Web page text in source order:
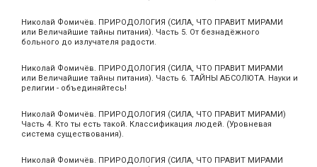
Николай Фомичёв. ПРИРОДОЛОГИЯ (СИЛА, ЧТО ПРАВИТ МИРАМИ
или Величайшие тайны питания). Часть 5. От безнадёжного
больного до излучателя радости.
Николай Фомичёв. ПРИРОДОЛОГИЯ (СИЛА, ЧТО ПРАВИТ МИРАМИ
или Величайшие тайны питания). Часть 6. ТАЙНЫ АБСОЛЮТА. Науки и
религии - объединяйтесь!
Николай Фомичёв. ПРИРОДОЛОГИЯ (СИЛА, ЧТО ПРАВИТ МИРАМИ)
Часть 4. Кто ты есть такой. Классификация людей. (Уровневая
система существования).
Николай Фомичёв. ПРИРОДОЛОГИЯ (СИЛА, ЧТО ПРАВИТ МИРАМИ